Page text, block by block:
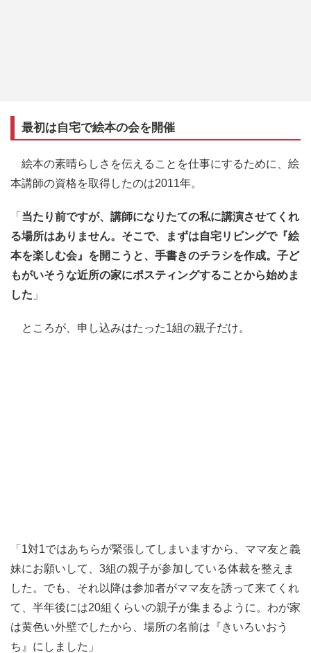
最初は自宅で絵本の会を開催
絵本の素晴らしさを伝えることを仕事にするために、絵
本講師の資格を取得したのは2011年。
「 当たり前ですが、講師になりたての私に講演させてくれ
る場所はありません。そこで、まずは自宅リビングで『絵
本を楽しむ会』を開こうと、手書きのチラシを作成。子ど
もがいそうな近所の家にポスティングすることから始めま
した 」
ところが、申し込みはたった1組の親子だけ。
「1対1ではあちらが緊張してしまいますから、ママ友と義
妹にお願いして、3組の親子が参加している体裁を整えま
した。でも、それ以降は参加者がママ友を誘って来てくれ
て、半年後には20組くらいの親子が集まるように。わが家
は黄色い外壁でしたから、場所の名前は『きいろいおう
ち』にしました」